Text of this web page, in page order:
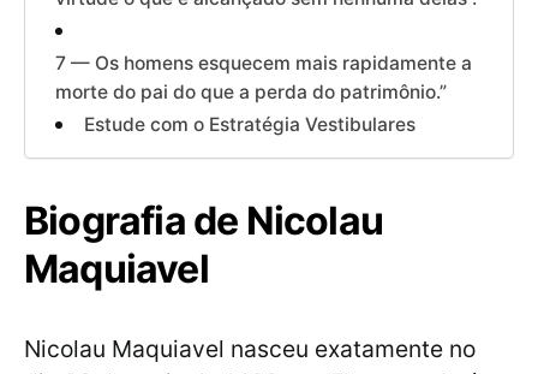
7 — Os homens esquecem mais rapidamente a
morte do pai do que a perda do patrimônio.”
Estude com o Estratégia Vestibulares
Biografia de Nicolau
Maquiavel
Nicolau Maquiavel nasceu exatamente no